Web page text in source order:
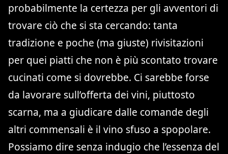
probabilmente la certezza per gli avventori di
trovare ciò che si sta cercando: tanta
tradizione e poche (ma giuste) rivisitazioni
per quei piatti che non è più scontato trovare
cucinati come si dovrebbe. Ci sarebbe forse
da lavorare sull’offerta dei vini, piuttosto
scarna, ma a giudicare dalle comande degli
altri commensali è il vino sfuso a spopolare.
Possiamo dire senza indugio che l’essenza del